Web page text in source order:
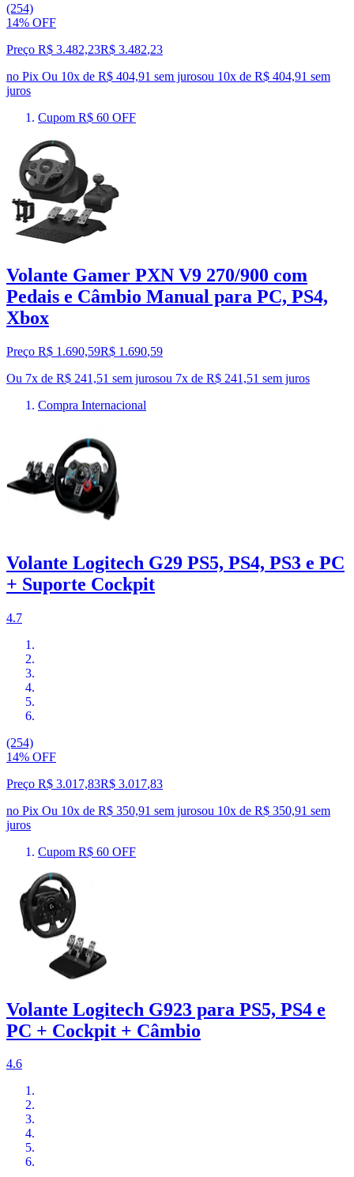
(254)
14% OFF
Preço R$ 3.482,23R$ 3.482,23
no Pix Ou 10x de R$ 404,91 sem jurosou 10x de R$ 404,91 sem
juros
Cupom R$ 60 OFF
Volante Gamer PXN V9 270/900 com
Pedais e Câmbio Manual para PC, PS4,
Xbox
Preço R$ 1.690,59R$ 1.690,59
Ou 7x de R$ 241,51 sem jurosou 7x de R$ 241,51 sem juros
Compra Internacional
Volante Logitech G29 PS5, PS4, PS3 e PC
+ Suporte Cockpit
4.7
(254)
14% OFF
Preço R$ 3.017,83R$ 3.017,83
no Pix Ou 10x de R$ 350,91 sem jurosou 10x de R$ 350,91 sem
juros
Cupom R$ 60 OFF
Volante Logitech G923 para PS5, PS4 e
PC + Cockpit + Câmbio
4.6